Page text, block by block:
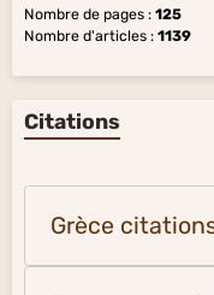
Nombre de pages : 125
Nombre d'articles : 1139
Citations
Grèce